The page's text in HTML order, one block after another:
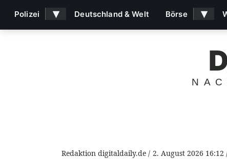
Redaktion digitaldaily.de 2. August 2026 16:12
Polizei ▾ Deutschland & Welt Börse ▾